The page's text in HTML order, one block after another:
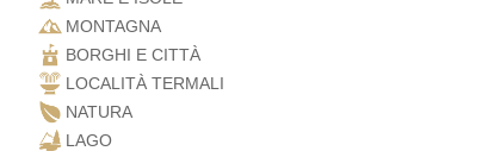
MONTAGNA
BORGHI E CITTÀ
LOCALITÀ TERMALI
NATURA
LAGO